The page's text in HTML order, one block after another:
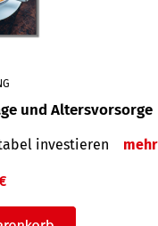
und Altersvorsorge
investieren mehr